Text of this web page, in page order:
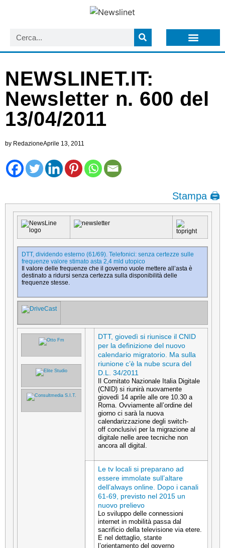
NEWSLINET.IT:
Newsletter n. 600 del
13/04/2011
by RedazioneAprile 13, 2011
Stampa 🖨
DTT, dividendo esterno (61/69). Telefonici: senza certezze sulle
frequenze valore stimato asta 2,4 mld utopico
Il valore delle frequenze che il governo vuole mettere all’asta è
destinato a ridursi senza certezza sulla disponibilità delle
frequenze stesse.
DTT, giovedì si riunisce il CNID
per la definizione del nuovo
calendario migratorio. Ma sulla
riunione c’è la nube scura del
D.L. 34/2011
Il Comitato Nazionale Italia Digitale
(CNID) si riunirà nuovamente
giovedì 14 aprile alle ore 10.30 a
Roma. Ovviamente all’ordine del
giorno ci sarà la nuova
calendarizzazione degli switch-
off conclusivi per la migrazione al
digitale nelle aree tecniche non
ancora all digital.
Le tv locali si preparano ad
essere immolate sull’altare
dell’always online. Dopo i canali
61-69, previsto nel 2015 un
nuovo prelievo
Lo sviluppo delle connessioni
internet in mobilità passa dal
sacrificio della televisione via etere.
E nel dettaglio, stante
l’orientamento del governo